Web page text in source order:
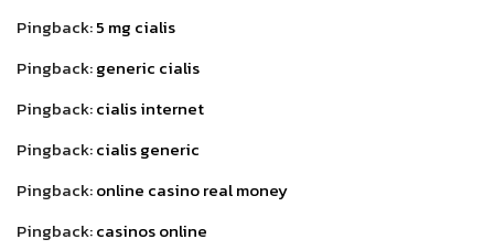
Pingback:5 mg cialis
Pingback:generic cialis
Pingback:cialis internet
Pingback:cialis generic
Pingback:online casino real money
Pingback:casinos online